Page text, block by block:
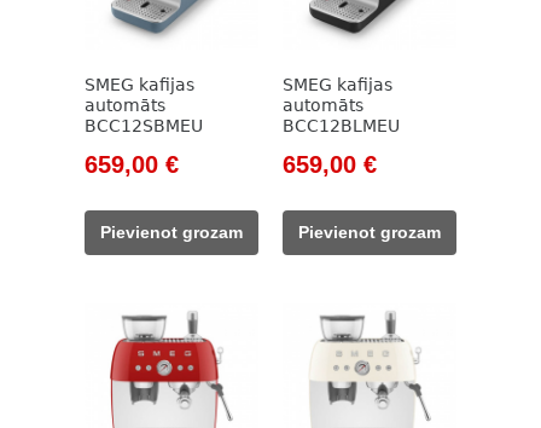
SMEG kafijas
automāts
BCC12SBMEU
Original
was:
777,00 €.
659,00 €Current
659,00 €.
Pievienot grozam
SMEG kafijas
automāts
BCC12BLMEU
Original
was:
777,00 €.
659,00 €Current
659,00 €.
Pievienot grozam